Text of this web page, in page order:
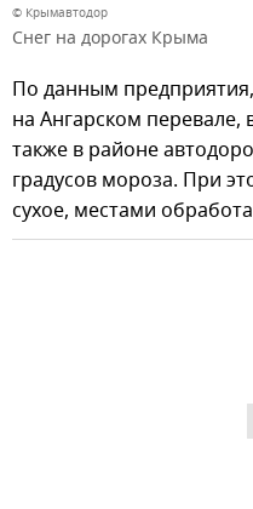
© Крымавтодор
Снег на дорогах Крыма
По данным
на Ангарском
также в районе
градусов мороза. При
сухое, местами